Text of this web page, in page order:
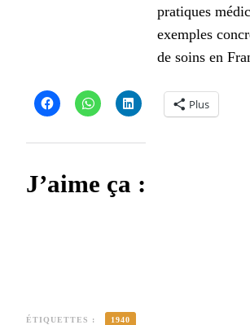
pratiques
exemples
de soins en
Plus
J’aime ça :
ÉTIQUETTES : 1940